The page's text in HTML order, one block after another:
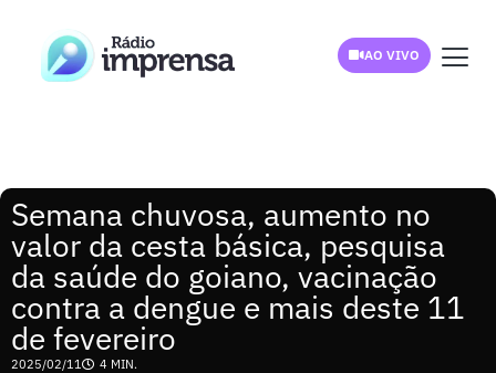
AO VIVO
Semana chuvosa, aumento no
valor da cesta básica, pesquisa
da saúde do goiano, vacinação
contra a dengue e mais deste 11
de fevereiro
2025/02/11 4 MIN.